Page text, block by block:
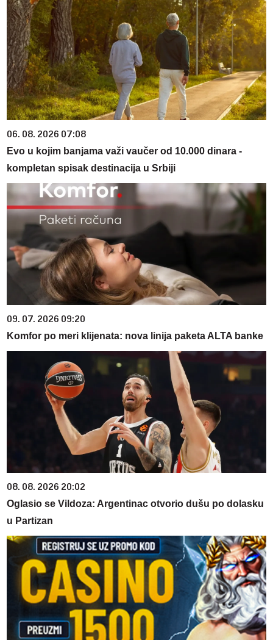
06. 08. 2026 07:08
Evo u kojim banjama važi vaučer od 10.000 dinara -
kompletan spisak destinacija u Srbiji
09. 07. 2026 09:20
Komfor po meri klijenata: nova linija paketa ALTA banke
08. 08. 2026 20:02
Oglasio se Vildoza: Argentinac otvorio dušu po dolasku
u Partizan